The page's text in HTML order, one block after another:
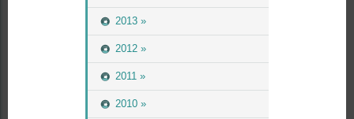
2013 »
2012 »
2011 »
2010 »